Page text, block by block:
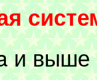
и выше